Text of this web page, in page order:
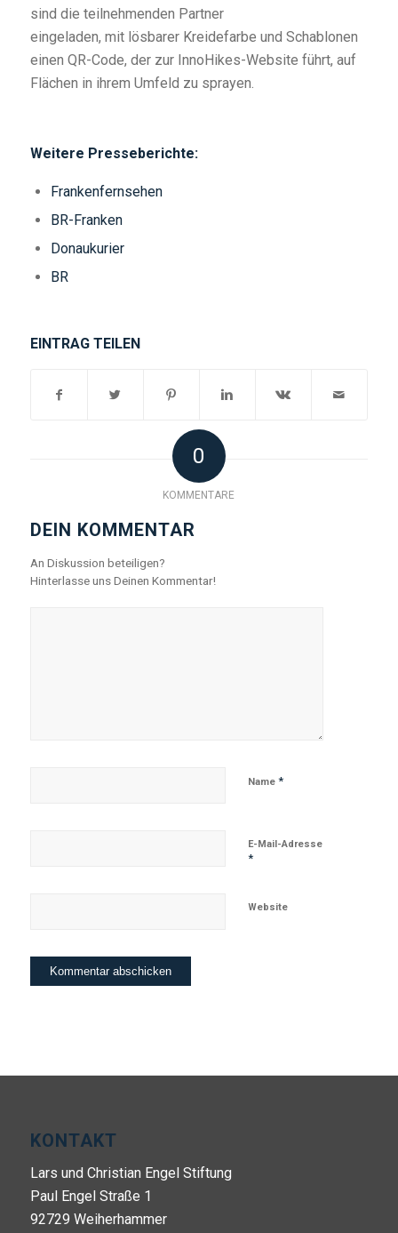
sind die teilnehmenden Partner
eingeladen, mit lösbarer Kreidefarbe und Schablonen
einen QR-Code, der zur InnoHikes-Website führt, auf
Flächen in ihrem Umfeld zu sprayen.
Weitere Presseberichte:
Frankenfernsehen
BR-Franken
Donaukurier
BR
EINTRAG TEILEN
0
KOMMENTARE
DEIN KOMMENTAR
An Diskussion beteiligen?
Hinterlasse uns Deinen Kommentar!
Name *
E-Mail-Adresse
*
Website
KONTAKT
Lars und Christian Engel Stiftung
Paul Engel Straße 1
92729 Weiherhammer